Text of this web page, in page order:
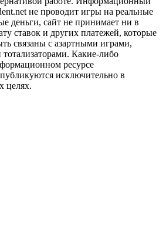
не проводит игры на реальные
деньги, сайт не принимает ни в
ставок и других платежей, которые
связаны с азартными играми,
Какие-либо
ресурсе
исключительно в
целях.